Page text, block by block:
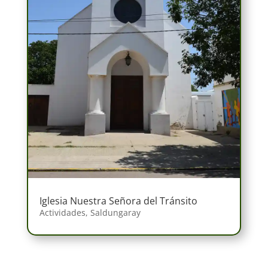
Iglesia Nuestra Señora del Tránsito
Actividades, Saldungaray